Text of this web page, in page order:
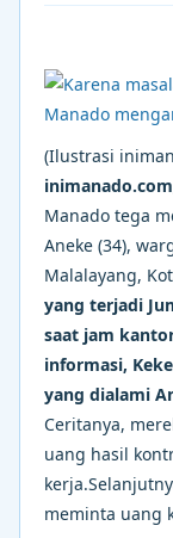
(Ilustrasi
Manado tega
Aneke (34),
Malalayang,
yang terjadi
saat jam
informasi,
yang dialami
Ceritanya,
uang hasil
meminta uang